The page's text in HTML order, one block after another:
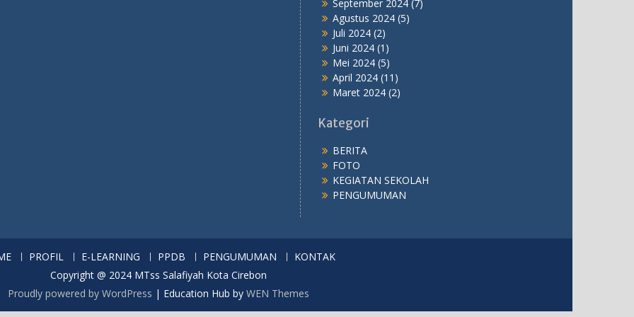
September 2024(7)
Agustus 2024(5)
Juli 2024(2)
Juni 2024(1)
Mei 2024(5)
April 2024(11)
Maret 2024(2)
Kategori
BERITA
FOTO
KEGIATAN SEKOLAH
PENGUMUMAN
PROFIL E-LEARNING PPDB PENGUMUMAN
KONTAK
Copyright @ 2024 MTss Salafiyah Kota Cirebon
Proudly powered by WordPress | Education Hub by WEN Themes